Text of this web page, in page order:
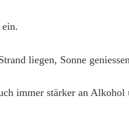
liegen, Sonne
immer stärker an Alkohol